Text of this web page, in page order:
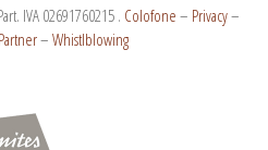
IVA 02691760215 . Colofone – Privacy–
Partner– Whistlblowing